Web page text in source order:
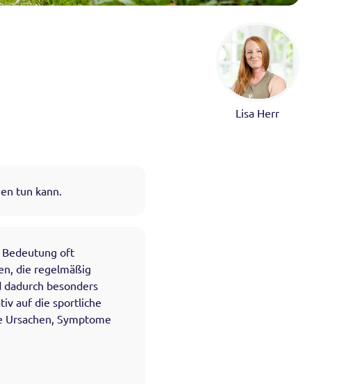
Lisa Herr
tun kann.
Bedeutung oft
die regelmäßig
besonders
auf die sportliche
Symptome